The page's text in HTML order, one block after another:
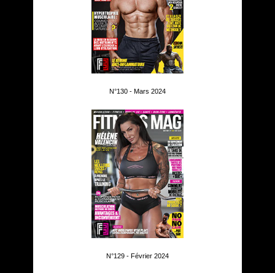
N°130 - Mars 2024
N°129 - Février 2024